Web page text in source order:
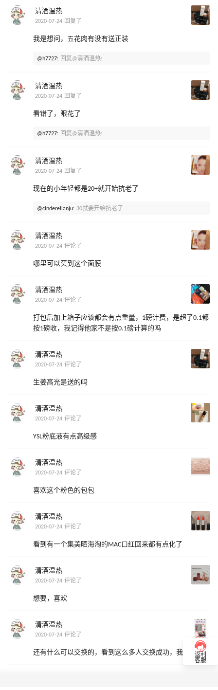
清酒温热
2020-07-24 回复了
我是想问，五花肉有没有送正装
@h7727: 回复@清酒温热:
清酒温热
2020-07-24 回复了
看错了，眼花了
@h7727: 回复@清酒温热:
清酒温热
2020-07-24 回复了
现在的小年轻都是20+就开始抗老了
@cinderellanju: 30就要开始抗老了
清酒温热
2020-07-24 评论了
哪里可以买到这个面膜
清酒温热
2020-07-24 评论了
打包后加上箱子应该都会有点重量，1磅计费，是超了0.1都
按1磅收，我记得他家不是按0.1磅计算的吗
清酒温热
2020-07-24 评论了
生姜高光是送的吗
清酒温热
2020-07-24 评论了
YSL粉底液有点高级感
清酒温热
2020-07-24 评论了
喜欢这个粉色的包包
清酒温热
2020-07-24 评论了
看到有一个集美晒海淘的MAC口红回来都有点化了
清酒温热
2020-07-24 评论了
想要，喜欢
清酒温热
2020-07-24 评论了
还有什么可以交换的，看到这么多人交换成功，我也想换了
返利
客服